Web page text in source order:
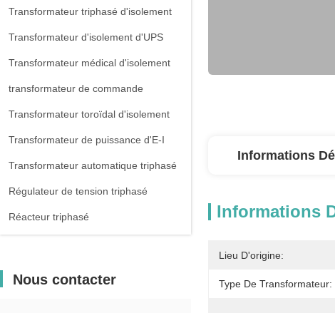
Transformateur triphasé d'isolement
Transformateur d'isolement d'UPS
Transformateur médical d'isolement
transformateur de commande
Transformateur toroïdal d'isolement
Transformateur de puissance d'E-I
Transformateur automatique triphasé
Régulateur de tension triphasé
Réacteur triphasé
Nous contacter
Informations
Informations
Lieu D'origine:
Type De Transformateur: